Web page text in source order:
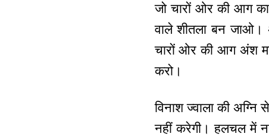
जो चारों ओर की आग
वाले शीतला बन जाओ।
चारों ओर की आग अंश
करो।
विनाश ज्वाला की अग्नि
नहीं करेगी। हलचल में